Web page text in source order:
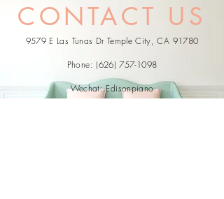
CONTACT US
9579 E Las Tunas Dr Temple City, CA 91780
Phone:(626) 757-1098
Wechat: Edisonpiano